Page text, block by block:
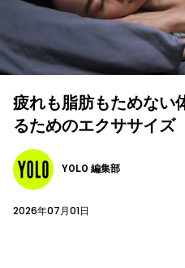
疲れも脂肪もためない
るためのエクササイズ
YOLO 編集部
2026年07月01日